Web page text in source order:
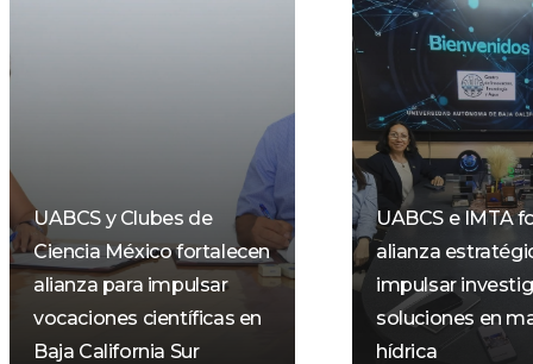
UABCS y Clubes de
Ciencia México fortalecen
alianza para impulsar
vocaciones científicas en
Baja California Sur
UABCS e IMTA
alianza
impulsar
soluciones en
hídrica